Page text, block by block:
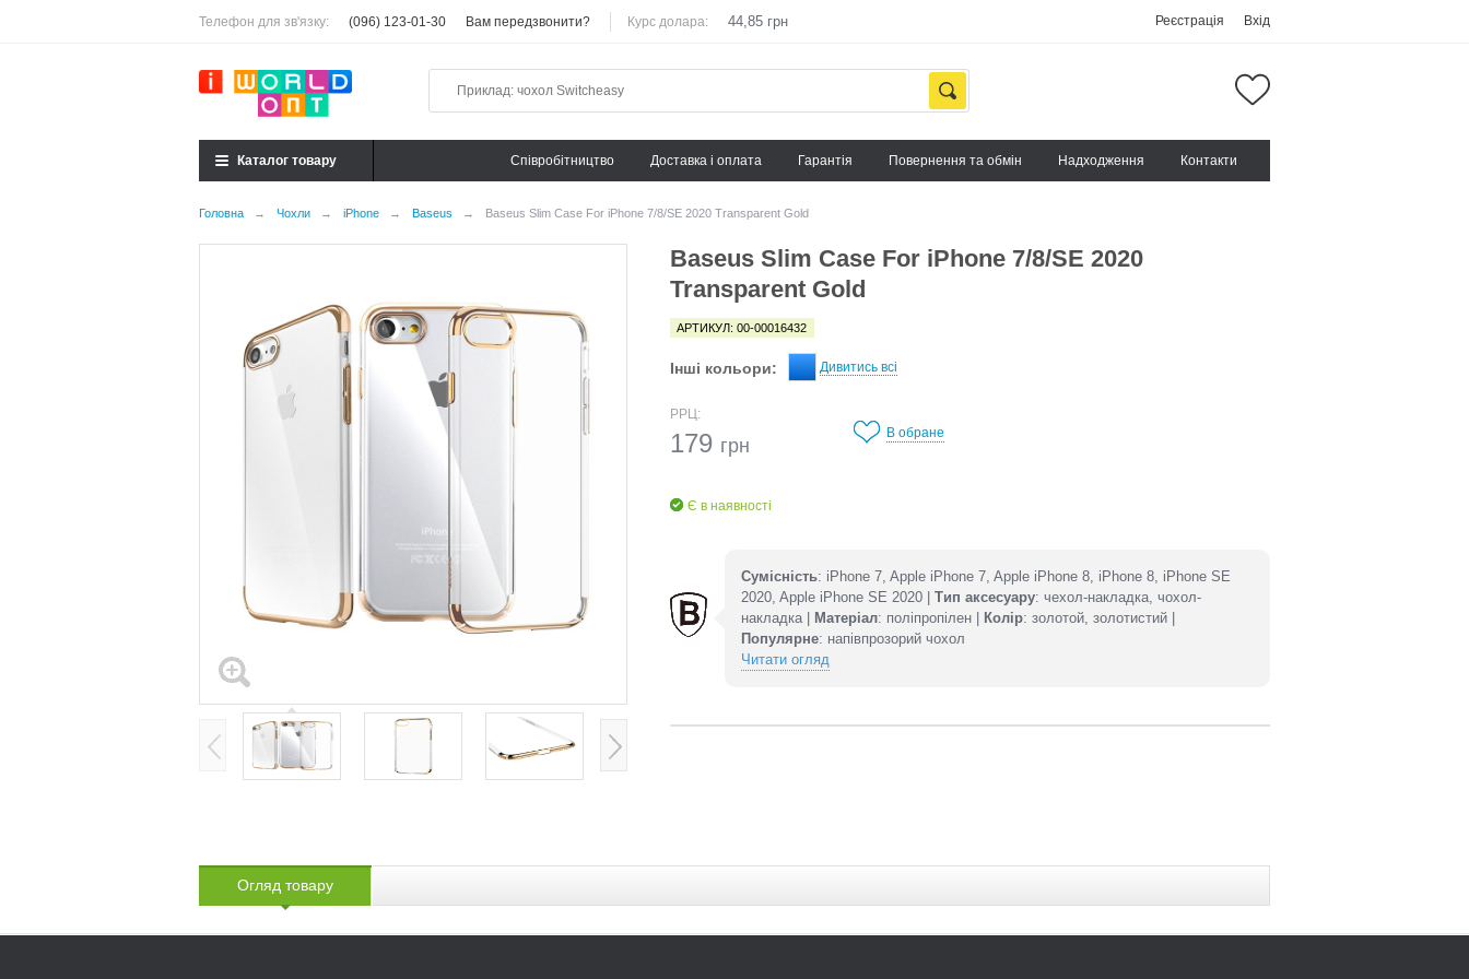
Каталог товару Cпівробітництво Доставка і оплата Гарантія Повернення та обмін Надходження Контакти
Телефон для зв'язку: (096) 123-01-30 Вам передзвонити? Курс долара: 44,85 грн Реєстрація Вхід
Головна → Чохли → iPhone → Baseus → Baseus Slim Case For iPhone 7/8/SE 2020 Transparent Gold
Baseus Slim Case For iPhone 7/8/SE 2020
Transparent Gold
АРТИКУЛ: 00-00016432
Інші кольори: Дивитись всі
РРЦ:
179 грн
Є в наявності
В обране
Сумісність: iPhone 7, Apple iPhone 7, Apple iPhone 8, iPhone 8, iPhone SE
2020, Apple iPhone SE 2020 |Тип аксесуару: чехол-накладка, чохол-
накладка |
Матеріал: поліпропілен | Колір: золотой, золотистий |
Популярне: напівпрозорий чохол
Читати огляд
Огляд товару